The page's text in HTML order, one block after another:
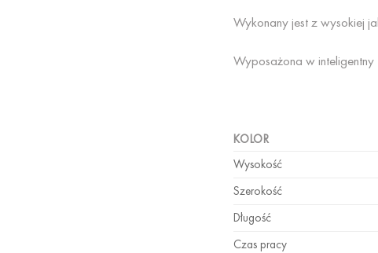
Wykonany jest z wysokiej
Wyposażona w inteligentny
KOLOR
Wysokość
Szerokość
Długość
Czas pracy